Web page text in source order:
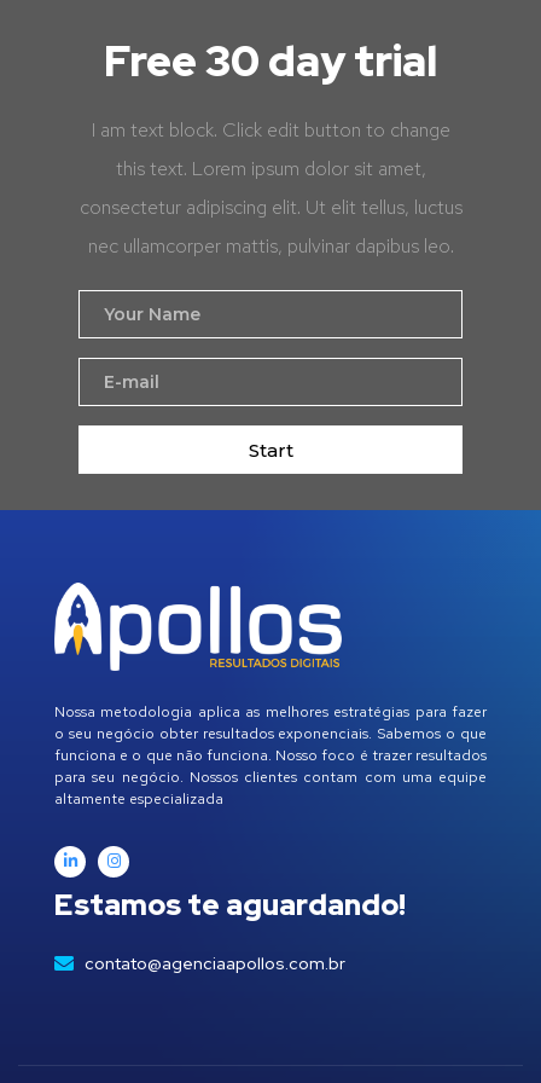
Free 30 day trial
I am text block. Click edit button to change
this text. Lorem ipsum dolor sit amet,
consectetur adipiscing elit. Ut elit tellus, luctus
nec ullamcorper mattis, pulvinar dapibus leo.
Start
Nossa metodologia aplica as melhores estratégias para fazer
o seu negócio obter resultados exponenciais. Sabemos o que
funciona e o que não funciona. Nosso foco é trazer resultados
para seu negócio. Nossos clientes contam com uma equipe
altamente especializada
Estamos te aguardando!
contato@agenciaapollos.com.br